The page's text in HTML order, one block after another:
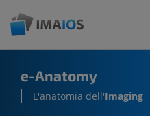
e-Anatomy
L'anatomia dell'Imaging